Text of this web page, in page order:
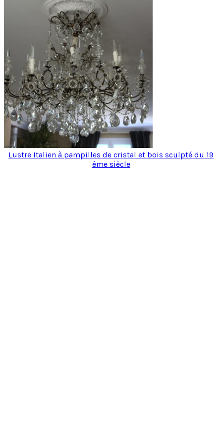
Lustre Italien à pampilles de cristal et bois sculpté du 19
ème siècle